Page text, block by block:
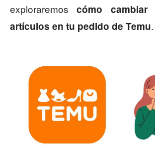
exploraremoscómo cambiar
artículos en tu pedido de Temu.